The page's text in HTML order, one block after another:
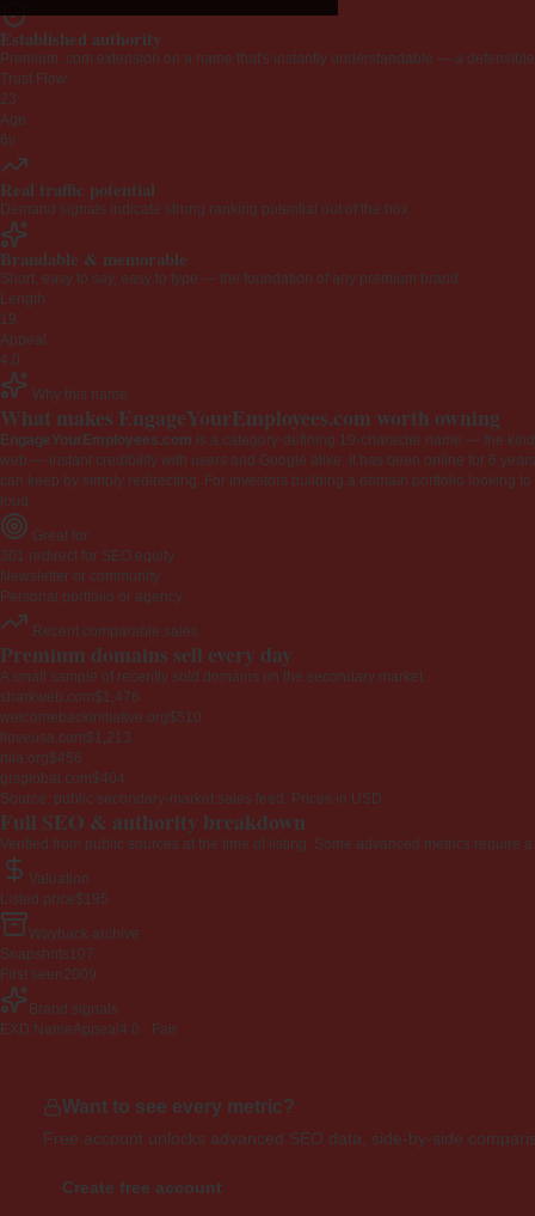
Established authority
Premium .com extension on a name that's instantly understandable — a
Trust Flow
23
Age
6y
Real traffic potential
Demand signals indicate strong ranking potential out of the box.
Brandable & memorable
Short, easy to say, easy to type — the foundation of any premium brand.
Length
19
Appeal
4.0
Why this name
What makes EngageYourEmployees.com worth owning
EngageYourEmployees.com is a category-defining 19-character name — the
web — instant credibility with users and Google alike. It has been online for 6
can keep by simply redirecting. For investors building a domain portfolio looking
loud.
Great for
301 redirect for SEO equity
Newsletter or community
Personal portfolio or agency
Recent comparable sales
Premium domains sell every day
A small sample of recently sold domains on the secondary market.
sharkweb.com$1,476
welcomebackinitiative.org$510
lloveusa.com$1,213
nila.org$456
grsglobal.com$404
Source: public secondary-market sales feed. Prices in USD.
Full SEO & authority breakdown
Verified from public sources at the time of listing. Some advanced metrics require
Valuation
Listed price$195
Wayback archive
Snapshots 107
First seen2009
Brand signals
EXD NameAppeal 4.0 · Fair
Want to see every metric?
Free account unlocks advanced SEO data, side-by-side
Create free account